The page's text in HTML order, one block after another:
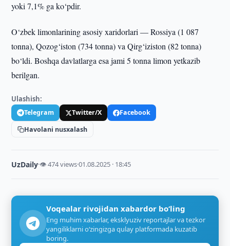
yoki 7,1% ga ko‘pdir.
O‘zbek limonlarining asosiy xaridorlari — Rossiya (1 087
tonna), Qozog‘iston (734 tonna) va Qirg‘iziston (82 tonna)
bo‘ldi. Boshqa davlatlarga esa jami 5 tonna limon yetkazib
berilgan.
Ulashish:
Telegram Twitter/X
Facebook
Havolani nusxalash
UzDaily·👁 474 views·01.08.2025 · 18:45
Voqealar rivojidan xabardor bo‘ling
Eng muhim xabarlar, eksklyuziv reportajlar va tezkor
yangiliklarni o‘zingizga qulay platformada kuzatib
boring.